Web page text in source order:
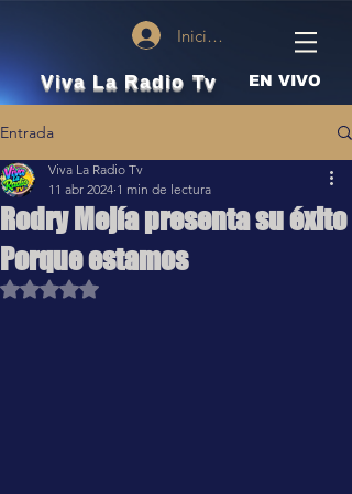
Iniciar sesión
Viva La Radio Tv EN VIVO
Entrada
Rodry Mejía presenta su éxito
Porque estamos
Viva La Radio Tv
11 abr 2024 1 min de lectura
Obtuvo NaN de 5 estrellas.